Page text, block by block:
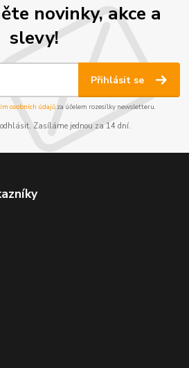
novinky, akce a
slevy!
Přihlásit se
osobních údajůza účelem rozesílky newsletteru.
odhlásit. Zasíláme jednou za 14 dní.